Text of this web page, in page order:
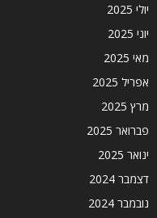
יולי 2025
יוני 2025
מאי 2025
אפריל 2025
מרץ 2025
פברואר 2025
ינואר 2025
דצמבר 2024
נובמבר 2024